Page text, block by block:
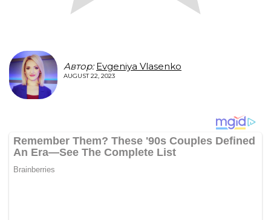
Автор: Evgeniya Vlasenko
AUGUST 22, 2023